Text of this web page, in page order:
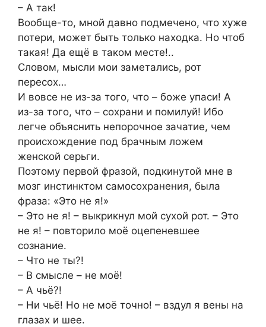
– А так!
Вообще-то, мной давно подмечено, что хуже
потери, может быть только находка. Но чтоб
такая! Да ещё в таком месте!..
Словом, мысли мои заметались, рот
пересох…
И вовсе не из-за того, что – боже упаси! А
из-за того, что – сохрани и помилуй! Ибо
легче объяснить непорочное зачатие, чем
происхождение под брачным ложем
женской серьги.
Поэтому первой фразой, подкинутой мне в
мозг инстинктом самосохранения, была
фраза: «Это не я!»
– Это не я! – выкрикнул мой сухой рот. – Это
не я! – повторило моё оцепеневшее
сознание.
– Что не ты?!
– В смысле – не моё!
– А чьё?!
– Ни чьё! Но не моё точно! – вздул я вены на
глазах и шее.